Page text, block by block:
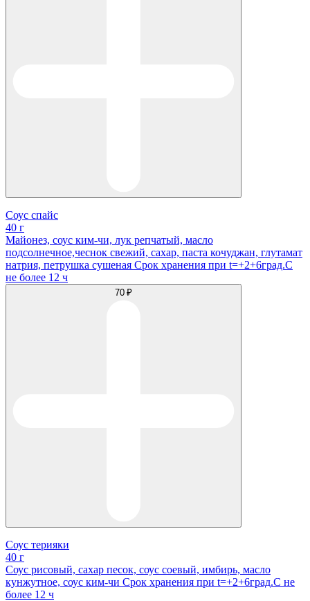
Соус спайс
40 г
Майонез, соус ким-чи, лук репчатый, масло
подсолнечное,чеснок свежий, сахар, паста кочуджан, глутамат
натрия, петрушка сушеная Срок хранения при t=+2+6град.С
не более 12 ч
70 ₽
Соус терияки
40 г
Соус рисовый, сахар песок, соус соевый, имбирь, масло
кунжутное, соус ким-чи Срок хранения при t=+2+6град.С не
более 12 ч